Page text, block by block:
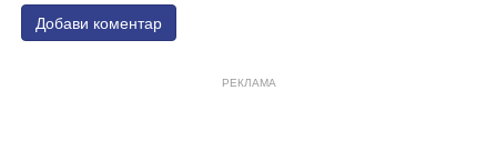
Добави коментар
РЕКЛАМА